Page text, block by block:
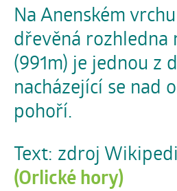
Na Anenském
dřevěná rozhledna
(991m) je jednou z
nacházející se nad
pohoří.
Text: zdroj
(Orlické hory)